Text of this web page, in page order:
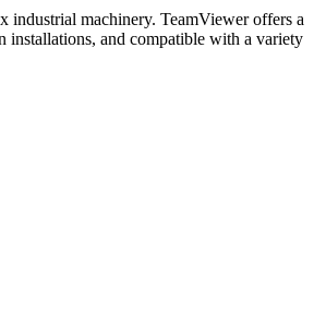
industrial machinery. TeamViewer offers a
installations, and compatible with a variety